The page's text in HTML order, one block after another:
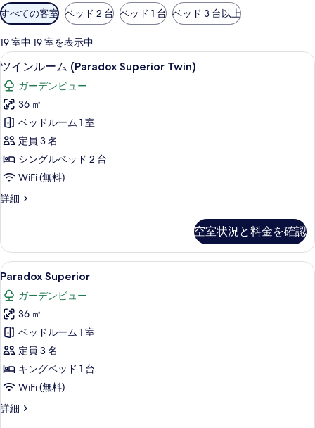
利
用
可
能
な
客
室
の
絞
り
込
み
条
すべての客室 ベッド 2 台 ベッド 1 台 ベッド 3 台以上
19 室中 19 室を表示中
ツ
イ
ン
ル
ー
ム
(Paradox
Superior
Twin)
べ
て
の
写
真
を
表
示
す
る
高級寝具、セーフティボックス (室
5
ツインルーム (Paradox Superior Twin)
ガーデンビュー
36 ㎡
ベッドルーム 1 室
定員 3 名
シングルベッド 2 台
WiFi (無料)
詳細
ツ
ー
ム
(Paradox
Twin)
の
詳
細
空室状況と料金を確認
Paradox
Superior
の
す
べ
て
の
写
真
高級寝具、セーフティボックス (室
4
Paradox Superior
ガーデンビュー
36 ㎡
ベッドルーム 1 室
定員 3 名
キングベッド 1 台
WiFi (無料)
詳細
Paradox